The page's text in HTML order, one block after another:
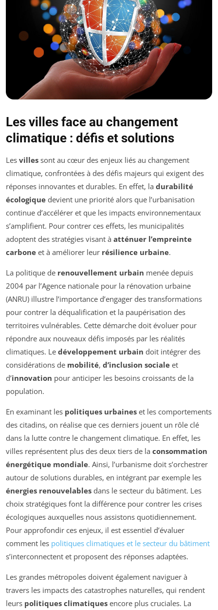
Les villes face au changement
climatique : défis et solutions
Les villes sont au cœur des enjeux liés au changement
climatique, confrontées à des défis majeurs qui exigent des
réponses innovantes et durables. En effet, la durabilité
écologique devient une priorité alors que l’urbanisation
continue d’accélérer et que les impacts environnementaux
s’amplifient. Pour contrer ces effets, les municipalités
adoptent des stratégies visant à atténuer l’empreinte
carbone et à améliorer leur résilience urbaine.
La politique de renouvellement urbain menée depuis
2004 par l’Agence nationale pour la rénovation urbaine
(ANRU) illustre l’importance d’engager des transformations
pour contrer la déqualification et la paupérisation des
territoires vulnérables. Cette démarche doit évoluer pour
répondre aux nouveaux défis imposés par les réalités
climatiques. Le développement urbain doit intégrer des
considérations de mobilité, d’inclusion sociale et
d’innovation pour anticiper les besoins croissants de la
population.
En examinant les politiques urbaines et les comportements
des citadins, on réalise que ces derniers jouent un rôle clé
dans la lutte contre le changement climatique. En effet, les
villes représentent plus des deux tiers de la consommation
énergétique mondiale. Ainsi, l’urbanisme doit s’orchestrer
autour de solutions durables, en intégrant par exemple les
énergies renouvelables dans le secteur du bâtiment. Les
choix stratégiques font la différence pour contrer les crises
écologiques auxquelles nous assistons quotidiennement.
Pour approfondir ces enjeux, il est essentiel d’évaluer
comment les politiques climatiques et le secteur du bâtiment
s’interconnectent et proposent des réponses adaptées.
Les grandes métropoles doivent également naviguer à
travers les impacts des catastrophes naturelles, qui rendent
leurs politiques climatiques encore plus cruciales. La